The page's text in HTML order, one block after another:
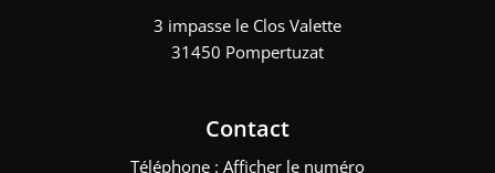
3 impasse le Clos Valette
31450 Pompertuzat
Contact
Téléphone : Afficher le numéro